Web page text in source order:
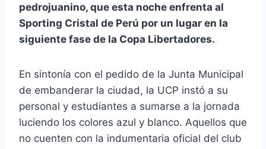
pedrojuanino, que esta noche enfrenta al
Sporting Cristal de Perú por un lugar en la
siguiente fase de la Copa Libertadores.
En sintonía con el pedido de la Junta Municipal
de embanderar la ciudad, la UCP instó a su
personal y estudiantes a sumarse a la jornada
luciendo los colores azul y blanco. Aquellos que
no cuenten con la indumentaria oficial del club